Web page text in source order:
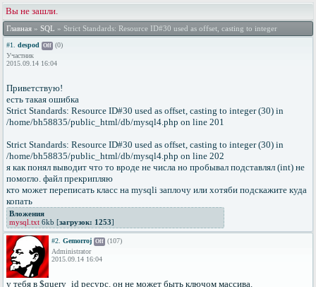
Вы не зашли.
Главная » SQL » Strict Standards: Resource ID#30 used as offset, casting to integer
#1. despod Off (0)
Участник
2015.09.14 16:04
Приветствую!
есть такая ошибка
Strict Standards: Resource ID#30 used as offset, casting to integer (30) in
/home/bh58835/public_html/db/mysql4.php on line 201
Strict Standards: Resource ID#30 used as offset, casting to integer (30) in
/home/bh58835/public_html/db/mysql4.php on line 202
я как понял выводит что то вроде не числа но пробывал подставлял (int) не
помогло. файл прекрипляю
кто может переписать класс на mysqli заплочу или хотяби подскажите куда
копать
Вложения
mysql.txt 6kb [загрузок: 1253]
#2. Gemorroj Off (107)
Administrator
2015.09.14 16:04
у тебя в $query_id ресурс. он не может быть ключом массива.